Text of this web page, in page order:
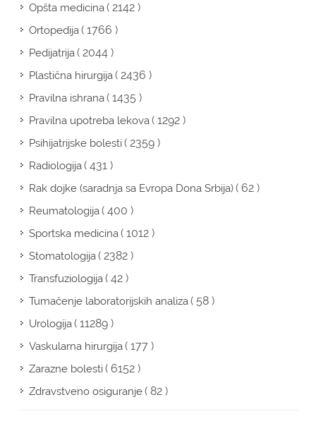
Opšta medicina( 2142 )
Ortopedija( 1766 )
Pedijatrija( 2044 )
Plastična hirurgija( 2436 )
Pravilna ishrana( 1435 )
Pravilna upotreba lekova( 1292 )
Psihijatrijske bolesti( 2359 )
Radiologija( 431 )
Rak dojke (saradnja sa Evropa Dona Srbija)( 62 )
Reumatologija( 400 )
Sportska medicina( 1012 )
Stomatologija( 2382 )
Transfuziologija( 42 )
Tumačenje laboratorijskih analiza( 58 )
Urologija( 11289 )
Vaskularna hirurgija( 177 )
Zarazne bolesti( 6152 )
Zdravstveno osiguranje( 82 )